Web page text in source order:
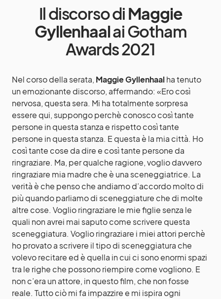
Il discorso di Maggie
Gyllenhaalai Gotham
Awards 2021
Nel corso della serata, Maggie Gyllenhaal ha tenuto
un emozionante discorso, affermando: «Ero così
nervosa, questa sera. Mi ha totalmente sorpresa
essere qui, suppongo perchè conosco così tante
persone in questa stanza e rispetto così tante
persone in questa stanza. E questa è la mia città. Ho
così tante cose da dire e così tante persone da
ringraziare. Ma, per qualche ragione, voglio davvero
ringraziare mia madre che è una sceneggiatrice. La
verità è che penso che andiamo d’accordo molto di
più quando parliamo di sceneggiature che di molte
altre cose. Voglio ringraziare le mie figlie senza le
quali non avrei mai saputo come scrivere questa
sceneggiatura. Voglio ringraziare i miei attori perchè
ho provato a scrivere il tipo di sceneggiatura che
volevo recitare ed è quella in cui ci sono enormi spazi
tra le righe che possono riempire come vogliono. E
non c’era un attore, in questo film, che non fosse
reale. Tutto ciò mi fa impazzire e mi ispira ogni